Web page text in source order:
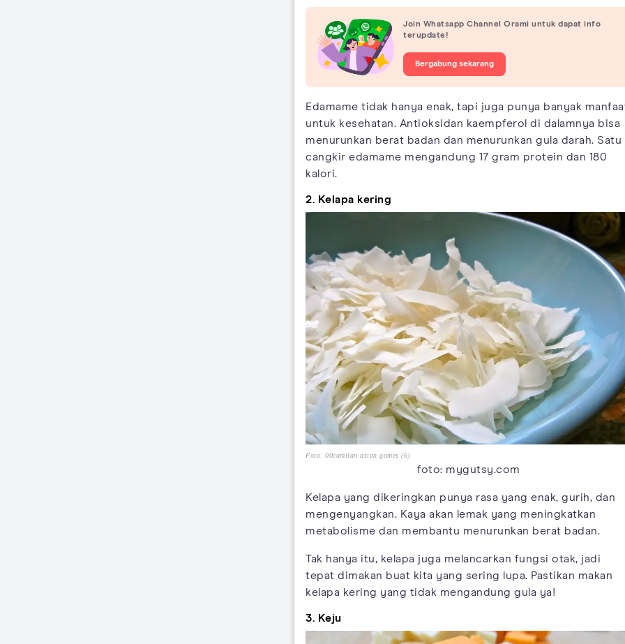
Join Whatsapp Channel Orami untuk dapat info
terupdate!
Bergabung sekarang
Edamame tidak hanya enak, tapi juga punya banyak
untuk kesehatan. Antioksidan kaempferol di dalamnya bisa
menurunkan berat badan dan menurunkan gula darah. Satu
cangkir edamame mengandung 17 gram protein dan 180
kalori.
2. Kelapa kering
Foto: 00camilan asian games (6)
foto: mygutsy.com
Kelapa yang dikeringkan punya rasa yang enak, gurih, dan
mengenyangkan. Kaya akan lemak yang meningkatkan
metabolisme dan membantu menurunkan berat badan.
Tak hanya itu, kelapa juga melancarkan fungsi otak, jadi
tepat dimakan buat kita yang sering lupa. Pastikan makan
kelapa kering yang tidak mengandung gula ya!
3. Keju